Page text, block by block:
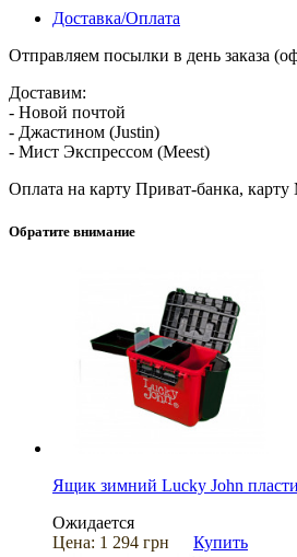
Доставка/Оплата
Отправляем посылки в день заказа
Доставим:
- Новой почтой
- Джастином (Justin)
- Мист Экспрессом (Meest)
Оплата на карту Приват-банка,
Обратите внимание
Ящик зимний Lucky John
Ожидается
Цена: 1 294 грн Купить